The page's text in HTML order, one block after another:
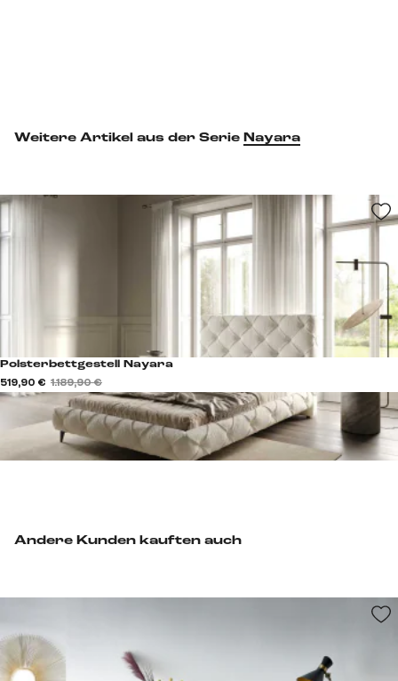
Andere Kunden kauften auch
Weitere Artikel aus der Serie Nayara
Polsterbettgestell Nayara
519,90 € 1.189,90 €